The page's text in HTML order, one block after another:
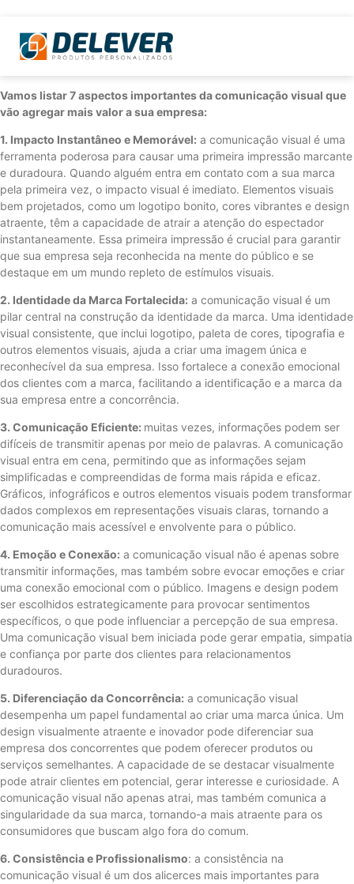
Vamos listar 7 aspectos importantes da comunicação visual que
vão agregar mais valor a sua empresa:
1. Impacto Instantâneo e Memorável: a comunicação visual é uma
ferramenta poderosa para causar uma primeira impressão marcante
e duradoura. Quando alguém entra em contato com a sua marca
pela primeira vez, o impacto visual é imediato. Elementos visuais
bem projetados, como um logotipo bonito, cores vibrantes e design
atraente, têm a capacidade de atrair a atenção do espectador
instantaneamente. Essa primeira impressão é crucial para garantir
que sua empresa seja reconhecida na mente do público e se
destaque em um mundo repleto de estímulos visuais.
2. Identidade da Marca Fortalecida: a comunicação visual é um
pilar central na construção da identidade da marca. Uma identidade
visual consistente, que inclui logotipo, paleta de cores, tipografia e
outros elementos visuais, ajuda a criar uma imagem única e
reconhecível da sua empresa. Isso fortalece a conexão emocional
dos clientes com a marca, facilitando a identificação e a marca da
sua empresa entre a concorrência.
3. Comunicação Eficiente: muitas vezes, informações podem ser
difíceis de transmitir apenas por meio de palavras. A comunicação
visual entra em cena, permitindo que as informações sejam
simplificadas e compreendidas de forma mais rápida e eficaz.
Gráficos, infográficos e outros elementos visuais podem transformar
dados complexos em representações visuais claras, tornando a
comunicação mais acessível e envolvente para o público.
4. Emoção e Conexão: a comunicação visual não é apenas sobre
transmitir informações, mas também sobre evocar emoções e criar
uma conexão emocional com o público. Imagens e design podem
ser escolhidos estrategicamente para provocar sentimentos
específicos, o que pode influenciar a percepção de sua empresa.
Uma comunicação visual bem iniciada pode gerar empatia, simpatia
e confiança por parte dos clientes para relacionamentos
duradouros.
5. Diferenciação da Concorrência: a comunicação visual
desempenha um papel fundamental ao criar uma marca única. Um
design visualmente atraente e inovador pode diferenciar sua
empresa dos concorrentes que podem oferecer produtos ou
serviços semelhantes. A capacidade de se destacar visualmente
pode atrair clientes em potencial, gerar interesse e curiosidade. A
comunicação visual não apenas atrai, mas também comunica a
singularidade da sua marca, tornando-a mais atraente para os
consumidores que buscam algo fora do comum.
6. Consistência e Profissionalismo: a consistência na
comunicação visual é um dos alicerces mais importantes para